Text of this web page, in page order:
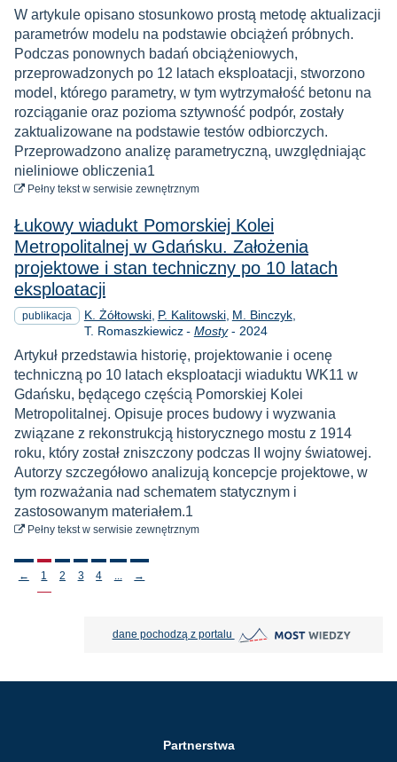
W artykule opisano stosunkowo prostą metodę aktualizacji
parametrów modelu na podstawie obciążeń próbnych.
Podczas ponownych badań obciążeniowych,
przeprowadzonych po 12 latach eksploatacji, stworzono
model, którego parametry, w tym wytrzymałość betonu na
rozciąganie oraz pozioma sztywność podpór, zostały
zaktualizowane na podstawie testów odbiorczych.
Przeprowadzono analizę parametryczną, uwzględniając
nieliniowe obliczenia1
Pełny tekstdo pobrania
w serwisie zewnętrznym
Łukowy wiadukt Pomorskiej Kolei
Metropolitalnej w Gdańsku. Założenia
projektowe i stan techniczny po 10 latach
eksploatacji
publikacja K. Żółtowski P. Kalitowski M. Binczyk
T. Romaszkiewicz - Mosty- Rok
2024
Artykuł przedstawia historię, projektowanie i ocenę
techniczną po 10 latach eksploatacji wiaduktu WK11 w
Gdańsku, będącego częścią Pomorskiej Kolei
Metropolitalnej. Opisuje proces budowy i wyzwania
związane z rekonstrukcją historycznego mostu z 1914
roku, który został zniszczony podczas II wojny światowej.
Autorzy szczegółowo analizują koncepcje projektowe, w
tym rozważania nad schematem statycznym i
zastosowanym materiałem.1
Pełny tekst do pobrania
w serwisie zewnętrznym
Stronicowanie
← 1 2 3 4 →
dane pochodzą z portalu MOST Wiedzy otwiera się w
Partnerstwa